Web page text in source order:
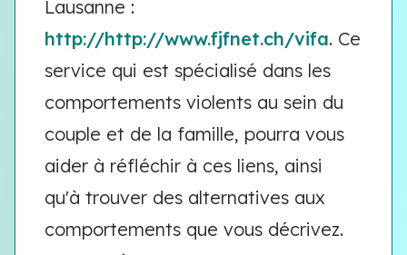
Lausanne :
http://http://www.fjfnet.ch/vifa. Ce
service qui est spécialisé dans les
comportements violents au sein du
couple et de la famille, pourra vous
aider à réfléchir à ces liens, ainsi
qu'à trouver des alternatives aux
comportements que vous décrivez.